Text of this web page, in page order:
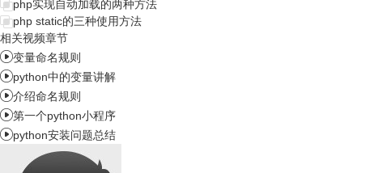
php实现自动加载的两种方法
php static的三种使用方法
相关视频章节
变量命名规则
python中的变量讲解
介绍命名规则
第一个python小程序
python安装问题总结